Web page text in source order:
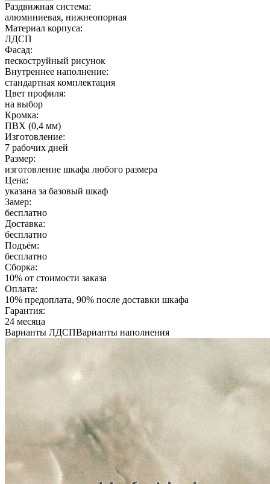
Раздвижная система:
алюминиевая, нижнеопорная
Материал корпуса:
ЛДСП
Фасад:
пескоструйный рисунок
Внутреннее наполнение:
стандартная комплектация
Цвет профиля:
на выбор
Кромка:
ПВХ (0,4 мм)
Изготовление:
7 рабочих дней
Размер:
изготовление шкафа любого размера
Цена:
указана за базовый шкаф
Замер:
бесплатно
Доставка:
бесплатно
Подъём:
бесплатно
Сборка:
10% от стоимости заказа
Оплата:
10% предоплата, 90% после доставки шкафа
Гарантия:
24 месяца
Варианты ЛДСПВарианты наполнения